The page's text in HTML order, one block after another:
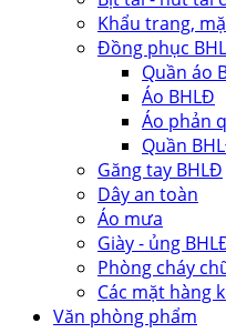
Khẩu trang,
Đồng phục
Quần áo
Áo BHLĐ
Áo phản
Quần
Găng tay BHLĐ
Dây an toàn
Áo mưa
Giày - ủng
Phòng cháy
Các mặt hàng
Văn phòng phẩm